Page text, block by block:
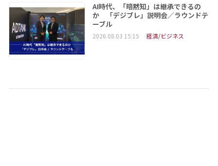
AI時代、「暗黙知」は継承できるの
か 「デジブレ」説明会／ラウンドテ
ーブル
2026.08.03 15:15 経済/ビジネス